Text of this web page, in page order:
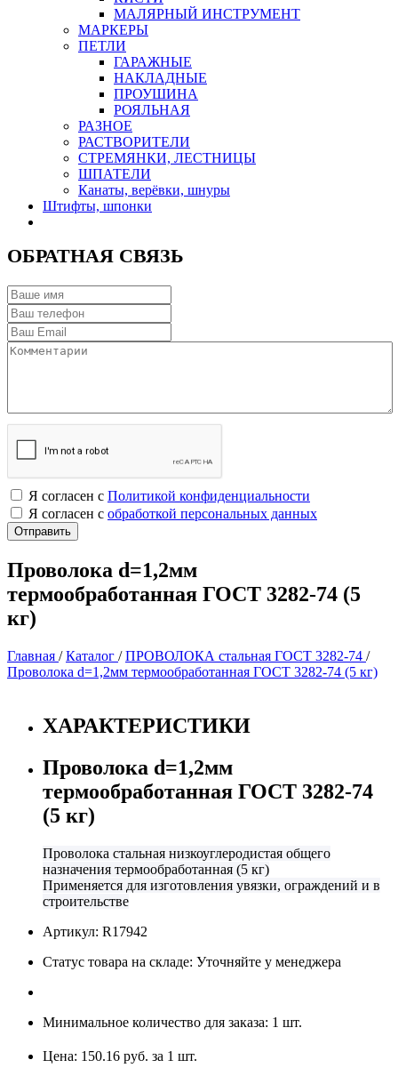
МАЛЯРНЫЙ ИНСТРУМЕНТ
МАРКЕРЫ
ПЕТЛИ
ГАРАЖНЫЕ
НАКЛАДНЫЕ
ПРОУШИНА
РОЯЛЬНАЯ
РАЗНОЕ
РАСТВОРИТЕЛИ
СТРЕМЯНКИ, ЛЕСТНИЦЫ
ШПАТЕЛИ
Канаты, верёвки, шнуры
Штифты, шпонки
ОБРАТНАЯ СВЯЗЬ
Я согласен с Политикой конфиденциальности
Я согласен с обработкой персональных данных
Проволока d=1,2мм
термообработанная ГОСТ 3282-74 (5
кг)
Главная /Каталог /ПРОВОЛОКА стальная ГОСТ 3282-74 /
Проволока d=1,2мм термообработанная ГОСТ 3282-74 (5 кг)
ХАРАКТЕРИСТИКИ
Проволока d=1,2мм
термообработанная ГОСТ 3282-74
(5 кг)
Проволока стальная низкоуглеродистая общего
назначения термообработанная (5 кг)
Применяется для изготовления увязки, ограждений и в
строительстве
Артикул: R17942
Статус товара на складе: Уточняйте у менеджера
Минимальное количество для заказа: 1 шт.
Цена: 150.16 руб. за 1 шт.